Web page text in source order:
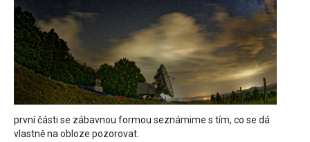
první části se zábavnou formou seznámime s tím, co se dá
vlastně na obloze pozorovat.